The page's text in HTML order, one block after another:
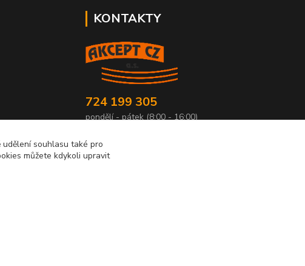
KONTAKTY
724 199 305
pondělí - pátek (8:00 - 16:00)
souhlasu také pro
můžete kdykoli upravit